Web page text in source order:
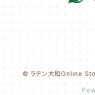
© ラテン大和Online